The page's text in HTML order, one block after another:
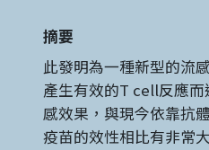
摘要
此發明為一種新型的流
產生有效的T cell反應
感效果，與現今依靠抗
疫苗的效性相比有非常